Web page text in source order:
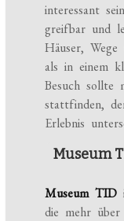
interessant
greifbar und
Häuser,
als in einem
Besuch sollte
stattfinden,
Erlebnis
Museum
Museum TID
die mehr über